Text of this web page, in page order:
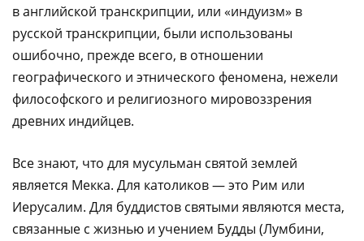
в английской транскрипции, или «индуизм» в
русской транскрипции, были использованы
ошибочно, прежде всего, в отношении
географического и этнического феномена, нежели
философского и религиозного мировоззрения
древних индийцев.
Все знают, что для мусульман святой землей
является Мекка. Для католиков — это Рим или
Иерусалим. Для буддистов святыми являются места,
связанные с жизнью и учением Будды (Лумбини,